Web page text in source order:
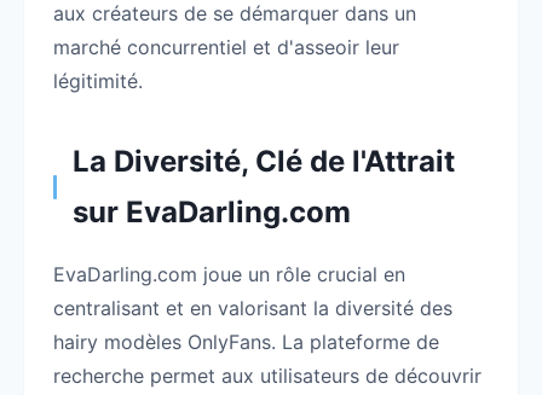
aux créateurs de se démarquer dans un
marché concurrentiel et d'asseoir leur
légitimité.
La Diversité, Clé de l'Attrait
sur EvaDarling.com
EvaDarling.com joue un rôle crucial en
centralisant et en valorisant la diversité des
hairy modèles OnlyFans. La plateforme de
recherche permet aux utilisateurs de découvrir